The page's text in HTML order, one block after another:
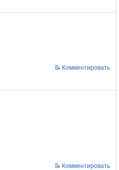
📝 Комментировать
📝 Комментировать